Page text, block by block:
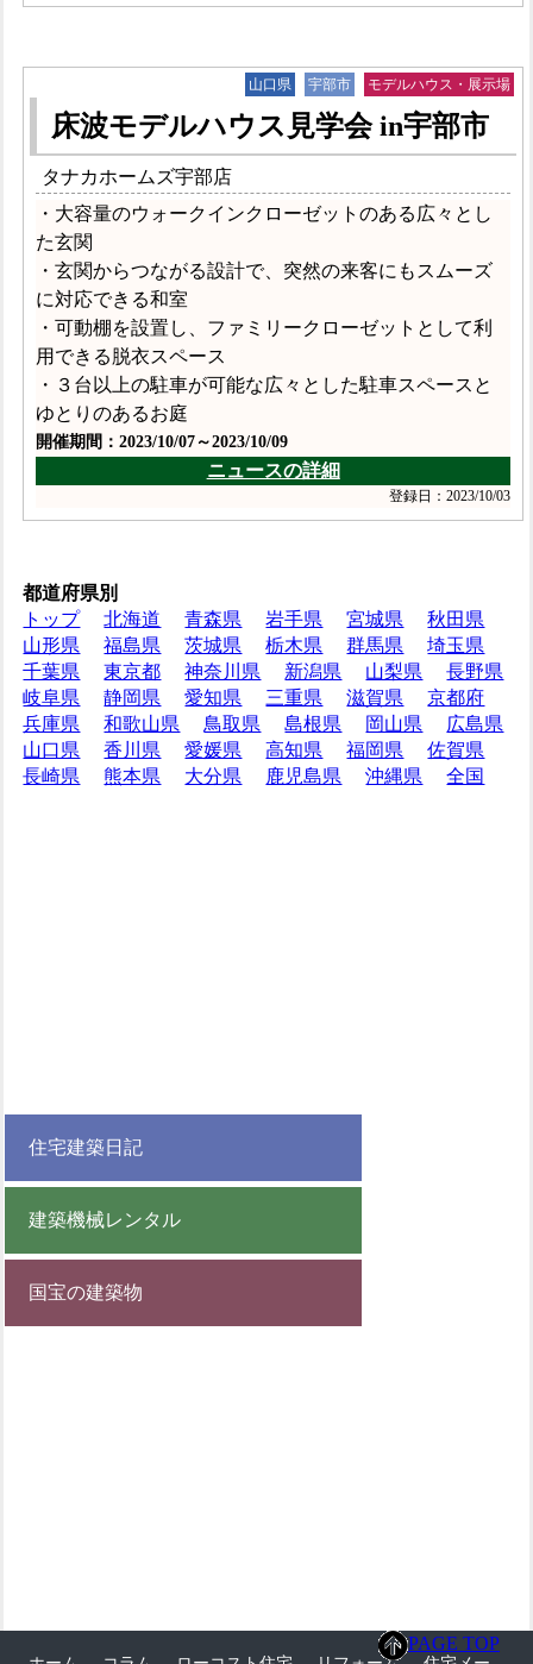
山口県 宇部市 モデルハウス・展示場
床波モデルハウス見学会 in宇部市
タナカホームズ宇部店
・大容量のウォークインクローゼットのある広々とし
た玄関
・玄関からつながる設計で、突然の来客にもスムーズ
に対応できる和室
・可動棚を設置し、ファミリークローゼットとして利
用できる脱衣スペース
・３台以上の駐車が可能な広々とした駐車スペースと
ゆとりのあるお庭
開催期間：2023/10/07～2023/10/09
ニュースの詳細
登録日：2023/10/03
都道府県別
トップ
北海道 青森県 岩手県 宮城県
秋田県
山形県
福島県 茨城県 栃木県 群馬県
埼玉県
千葉県
東京都 神奈川県 新潟県 山梨県
長野県
岐阜県
静岡県 愛知県 三重県 滋賀県
京都府
兵庫県
和歌山県 鳥取県 島根県 岡山県
広島県
山口県
香川県 愛媛県 高知県 福岡県
佐賀県
長崎県
熊本県 大分県 鹿児島県 沖縄県 全国
住宅建築日記
建築機械レンタル
国宝の建築物
PAGE TOP